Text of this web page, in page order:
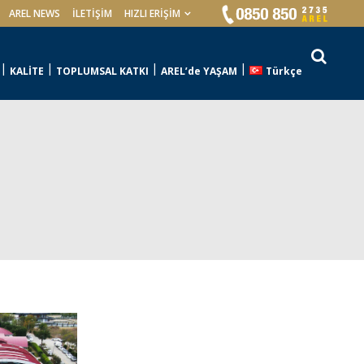
AREL NEWS İLETIŞIM HIZLI ERİŞİM
KALİTE TOPLUMSAL KATKI AREL’de YAŞAM Türkçe